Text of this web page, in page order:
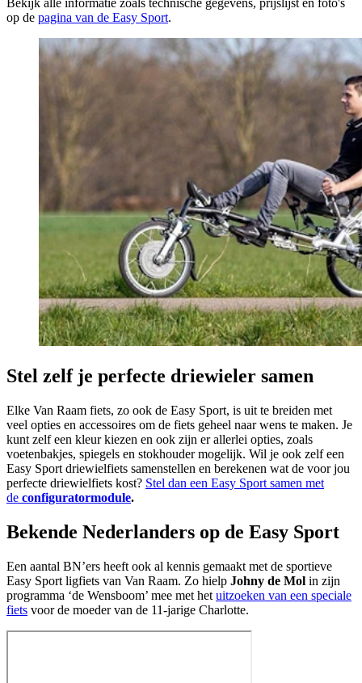
Bekijk alle informatie zoals technische gegevens, prijslijst en foto's
op de pagina van de Easy Sport.
Stel zelf je perfecte driewieler samen
Elke Van Raam fiets, zo ook de Easy Sport, is uit te breiden met
veel opties en accessoires om de fiets geheel naar wens te maken. Je
kunt zelf een kleur kiezen en ook zijn er allerlei opties, zoals
voetenbakjes, spiegels en stokhouder mogelijk. Wil je ook zelf een
Easy Sport driewielfiets samenstellen en berekenen wat de voor jou
perfecte driewielfiets kost? Stel dan een Easy Sport samen met
de configuratormodule.
Bekende Nederlanders op de Easy Sport
Een aantal BN’ers heeft ook al kennis gemaakt met de sportieve
Easy Sport ligfiets van Van Raam. Zo hielp Johny de Mol in zijn
programma ‘de Wensboom’ mee met het uitzoeken van een speciale
fiets voor de moeder van de 11-jarige Charlotte.